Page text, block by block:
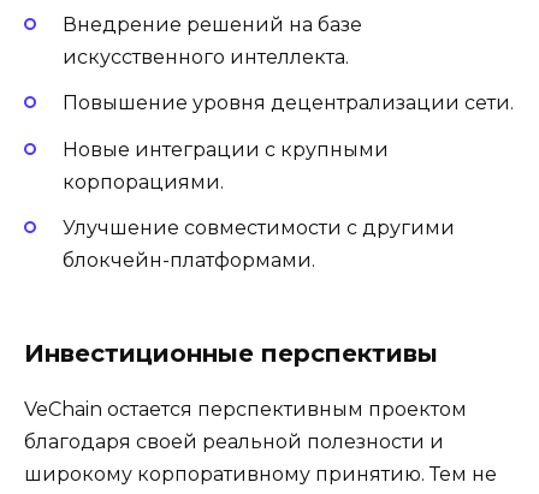
Внедрение решений на базе
искусственного интеллекта.
Повышение уровня децентрализации сети.
Новые интеграции с крупными
корпорациями.
Улучшение совместимости с другими
блокчейн-платформами.
Инвестиционные перспективы
VeChain остается перспективным проектом
благодаря своей реальной полезности и
широкому корпоративному принятию. Тем не